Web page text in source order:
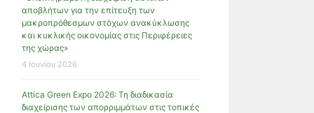
αποβλήτων για την επίτευξη των
μακροπρόθεσμων στόχων ανακύκλωσης
και κυκλικής οικονομίας στις Περιφέρειες
της χώρας»
4 Ιουνίου 2026
Attica Green Expo 2026: Τη διαδικασία
διαχείρισης των απορριμμάτων στις τοπικές